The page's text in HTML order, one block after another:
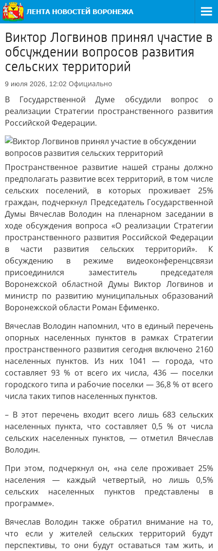
Виктор Логвинов принял участие в
обсуждении вопросов развития
сельских территорий
9 июля 2026, 12:02 Официально
В Государственной Думе обсудили вопрос о
реализации Стратегии пространственного развития
Российской Федерации.
Пространственное развитие нашей страны должно
предполагать развитие всех территорий, в том числе
сельских поселений, в которых проживает 25%
граждан, подчеркнул Председатель Государственной
Думы Вячеслав Володин на пленарном заседании в
ходе обсуждения вопроса «О реализации Стратегии
пространственного развития Российской Федерации
в части развития сельских территорий». К
обсуждению в режиме видеоконференцсвязи
присоединился заместитель председателя
Воронежской областной Думы Виктор Логвинов и
министр по развитию муниципальных образований
Воронежской области Роман Ефименко.
Вячеслав Володин напомнил, что в единый перечень
опорных населенных пунктов в рамках Стратегии
пространственного развития сегодня включено 2160
населенных пунктов. Из них 1041 — города, что
составляет 93 % от всего их числа, 436 — поселки
городского типа и рабочие поселки — 36,8 % от всего
числа таких типов населенных пунктов.
– В этот перечень входит всего лишь 683 сельских
населенных пункта, что составляет 0,5 % от числа
сельских населенных пунктов, — отметил Вячеслав
Володин.
При этом, подчеркнул он, «на селе проживает 25%
населения — каждый четвертый, но лишь 0,5%
сельских населенных пунктов представлены в
программе».
Вячеслав Володин также обратил внимание на то,
что если у жителей сельских территорий будут
перспективы, то они будут оставаться там жить, и